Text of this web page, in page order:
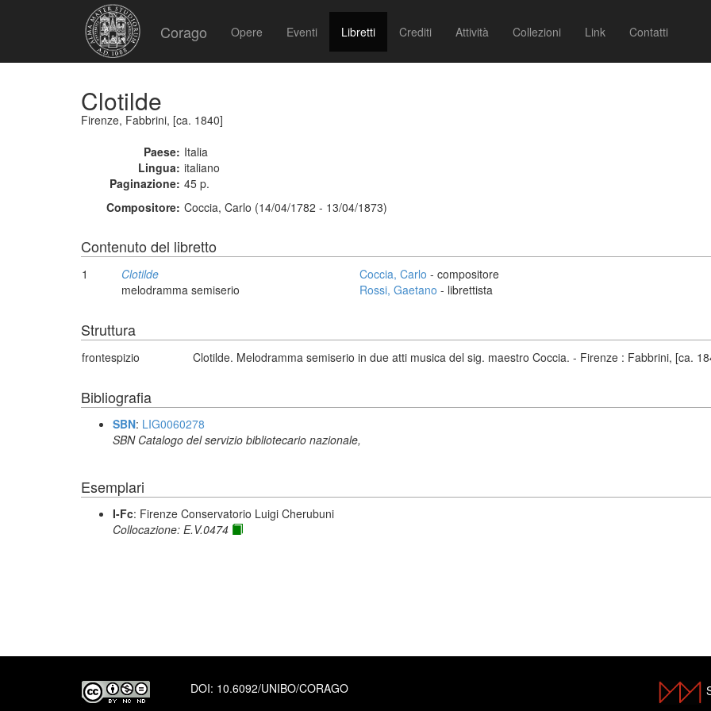
Corago Opere Eventi Libretti Crediti Attività Collezioni Link Contatti
Clotilde
Firenze, Fabbrini, [ca. 1840]
Paese: Italia
Lingua: italiano
Paginazione: 45 p.
Compositore: Coccia, Carlo (14/04/1782 - 13/04/1873)
Contenuto del libretto
1
Clotilde
melodramma semiserio
Coccia, Carlo - compositore
Rossi, Gaetano - librettista
Struttura
frontespizio Clotilde. Melodramma semiserio in due atti musica del sig. maestro Coccia. - Firenze : Fabbrini, [ca.
Bibliografia
SBN: LIG0060278
SBN Catalogo del servizio bibliotecario nazionale,
Esemplari
I-Fc: Firenze Conservatorio Luigi Cherubuni
Collocazione: E.V.0474
DOI: 10.6092/UNIBO/CORAGO